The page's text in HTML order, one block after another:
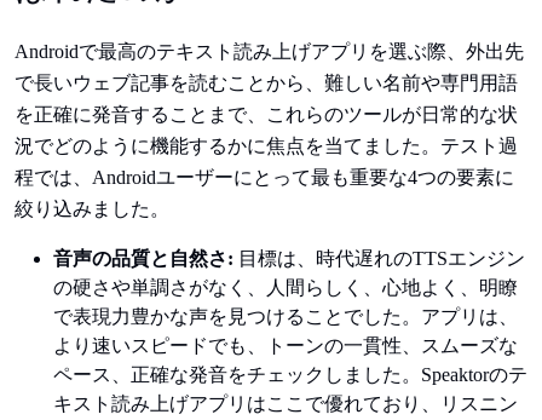
Androidで最高のテキスト読み上げアプリを選ぶ際、外出先
で長いウェブ記事を読むことから、難しい名前や専門用語
を正確に発音することまで、これらのツールが日常的な状
況でどのように機能するかに焦点を当てました。テスト過
程では、Androidユーザーにとって最も重要な4つの要素に
絞り込みました。
音声の品質と自然さ: 目標は、時代遅れのTTSエンジン
の硬さや単調さがなく、人間らしく、心地よく、明瞭
で表現力豊かな声を見つけることでした。アプリは、
より速いスピードでも、トーンの一貫性、スムーズな
ペース、正確な発音をチェックしました。Speaktorのテ
キスト読み上げアプリはここで優れており、リスニン